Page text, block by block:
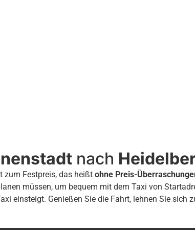
nach
zum Festpreis, das heißt ohne Preis-
müssen, um bequem mit dem Taxi von
einsteigt. Genießen Sie die Fahrt, lehnen Sie sich